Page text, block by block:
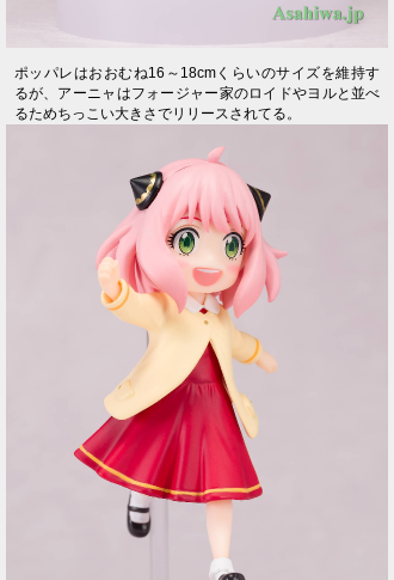
ポッパレはおおむね16～18cmくらいのサイズを維持す
るが、アーニャはフォージャー家のロイドやヨルと並べ
るためちっこい大きさでリリースされてる。